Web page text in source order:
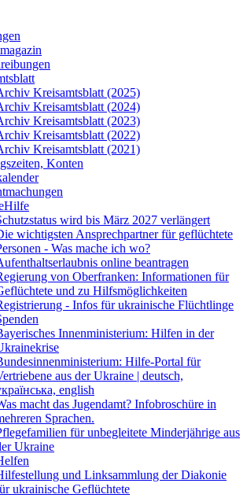
Kreisamtsblatt (2025)
Kreisamtsblatt (2024)
Kreisamtsblatt (2023)
Kreisamtsblatt (2022)
Kreisamtsblatt (2021)
Konten
wird bis März 2027 verlängert
wichtigsten Ansprechpartner für geflüchtete
- Was mache ich wo?
online beantragen
von Oberfranken: Informationen für
und zu Hilfsmöglichkeiten
- Infos für ukrainische Flüchtlinge
Innenministerium: Hilfen in der
Hilfe-Portal für
aus der Ukraine | deutsch,
english
macht das Jugendamt? Infobroschüre in
Sprachen.
für unbegleitete Minderjährige aus
Ukraine
und Linksammlung der Diakonie
ukrainische Geflüchtete